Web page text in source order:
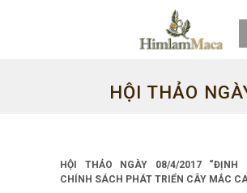
HỘI THẢO
HỘI THẢO NGÀY 08/4/2017 “ĐỊNH
CHÍNH SÁCH PHÁT TRIỂN CÂY MẮC